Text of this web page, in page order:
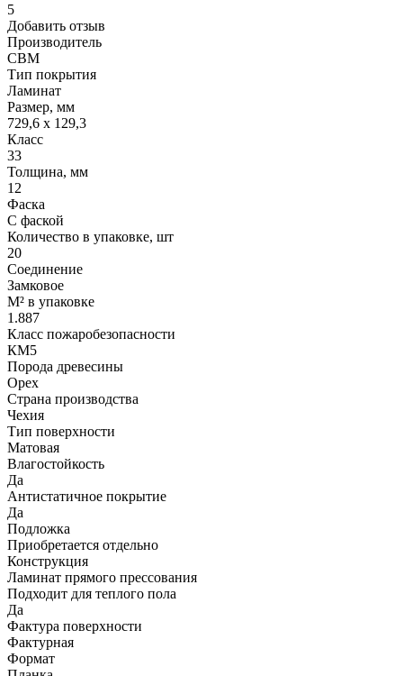
5
Добавить отзыв
Производитель
CBM
Тип покрытия
Ламинат
Размер, мм
729,6 х 129,3
Класс
33
Толщина, мм
12
Фаска
С фаской
Количество в упаковке, шт
20
Соединение
Замковое
М² в упаковке
1.887
Класс пожаробезопасности
КМ5
Порода древесины
Орех
Страна производства
Чехия
Тип поверхности
Матовая
Влагостойкость
Да
Антистатичное покрытие
Да
Подложка
Приобретается отдельно
Конструкция
Ламинат прямого прессования
Подходит для теплого пола
Да
Фактура поверхности
Фактурная
Формат